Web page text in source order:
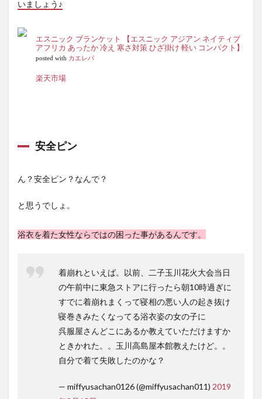
いましょう♪
エスニック ブランケット 【エスニック アジアン ネイティブ
アフリカ あったか 冷え 寒さ対策 ひざ掛け 軽い コンパクト】
posted with カエレバ
楽天市場
安全ピン
ん？安全ピン？なんで？
と思うでしょ。
浴衣を着た女性ならではの困った事があるんです。
着崩れといえば。以前、二子玉川花火大会当日
の午前中に東急ストアに行ったら朝10時過ぎに
すでに着崩れまくって寝相の悪い人の起き抜け
寝巻きみたくなってる浴衣姿の女の子に
呉服屋さんどこにあるか教えていただけますか
ときかれた。。玉川高島屋本館教えたけど。。
自分で着て失敗したのかな？
— miffyusachan0126 (@miffyusachan011) 2019